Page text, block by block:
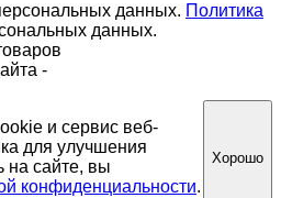
данных. Политика
данных.
-
и сервис веб-
для улучшения
на сайте, вы
конфиденциальности.
Хорошо